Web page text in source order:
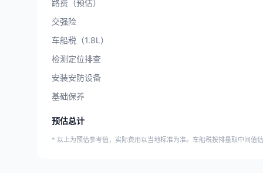
路费（预估）
交强险
车船税（1.8L）
检测定位排查
安装安防设备
基础保养
预估总计
* 以上为预估参考值，实际费用以当地标准为准。车船税按排量取中间值估